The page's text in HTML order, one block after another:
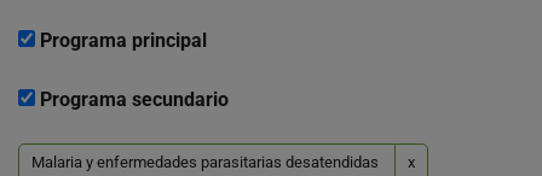
Programa principal
Programa secundario
Malaria y enfermedades parasitarias desatendidas x